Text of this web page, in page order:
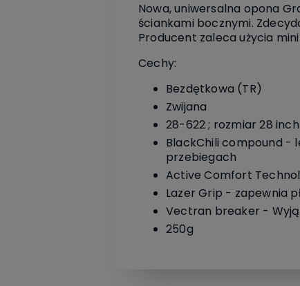
Nowa, uniwersalna opona
ściankami bocznymi.
Producent zaleca użycia
Cechy:
Bezdętkowa (TR)
Zwijana
28-622 ; rozmiar 28 inch
BlackChili compound -
przebiegach
Active Comfort
Lazer Grip - zapewnia
Vectran breaker -
250g